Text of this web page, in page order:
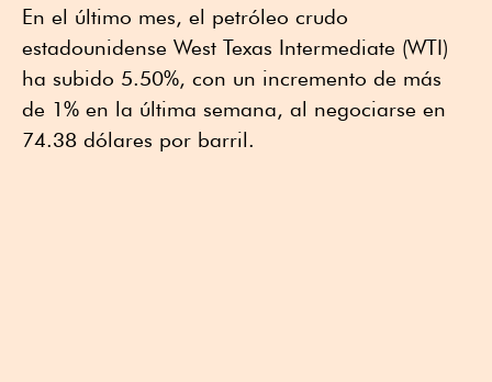
En el último mes, el petróleo crudo
estadounidense West Texas Intermediate (WTI)
ha subido 5.50%, con un incremento de más
de 1% en la última semana, al negociarse en
74.38 dólares por barril.